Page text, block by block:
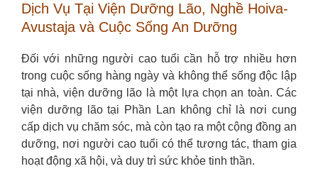
Dịch Vụ Tại Viện Dưỡng Lão, Nghề Hoiva-
Avustaja và Cuộc Sống An Dưỡng
Đối với những người cao tuổi cần hỗ trợ nhiều hơn
trong cuộc sống hàng ngày và không thể sống độc lập
tại nhà, viện dưỡng lão là một lựa chọn an toàn. Các
viện dưỡng lão tại Phần Lan không chỉ là nơi cung
cấp dịch vụ chăm sóc, mà còn tạo ra một cộng đồng an
dưỡng, nơi người cao tuổi có thể tương tác, tham gia
hoạt động xã hội, và duy trì sức khỏe tinh thần.